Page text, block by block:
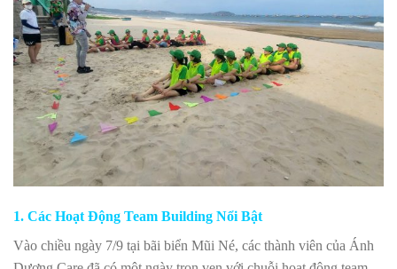
1. Các Hoạt Động Team Building Nổi Bật
Vào chiều ngày 7/9 tại bãi biển Mũi Né, các thành viên của Ánh